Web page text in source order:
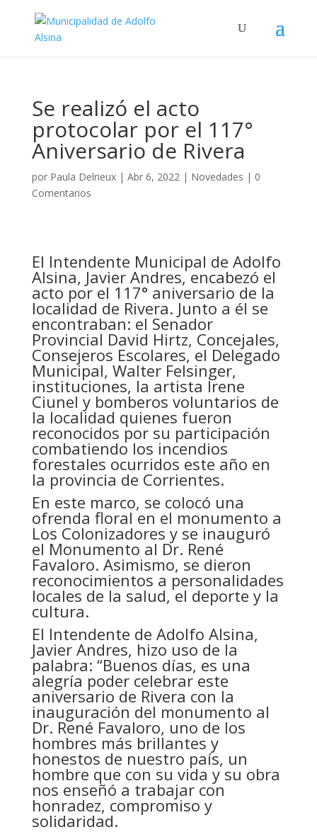
Se realizó el acto
protocolar por el 117°
Aniversario de Rivera
por Paula Delrieux| Abr 6, 2022| Novedades | 0
Comentarios
El Intendente Municipal de Adolfo
Alsina, Javier Andres, encabezó el
acto por el 117° aniversario de la
localidad de Rivera. Junto a él se
encontraban: el Senador
Provincial David Hirtz, Concejales,
Consejeros Escolares, el Delegado
Municipal, Walter Felsinger,
instituciones, la artista Irene
Ciunel y bomberos voluntarios de
la localidad quienes fueron
reconocidos por su participación
combatiendo los incendios
forestales ocurridos este año en
la provincia de Corrientes.
En este marco, se colocó una
ofrenda floral en el monumento a
Los Colonizadores y se inauguró
el Monumento al Dr. René
Favaloro. Asimismo, se dieron
reconocimientos a personalidades
locales de la salud, el deporte y la
cultura.
El Intendente de Adolfo Alsina,
Javier Andres, hizo uso de la
palabra: “Buenos días, es una
alegría poder celebrar este
aniversario de Rivera con la
inauguración del monumento al
Dr. René Favaloro, uno de los
hombres más brillantes y
honestos de nuestro país, un
hombre que con su vida y su obra
nos enseñó a trabajar con
honradez, compromiso y
solidaridad.